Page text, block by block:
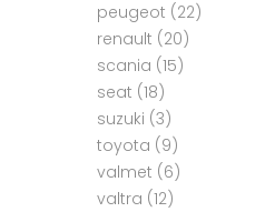
peugeot (22)
renault (20)
scania (15)
seat (18)
suzuki (3)
toyota (9)
valmet (6)
valtra (12)